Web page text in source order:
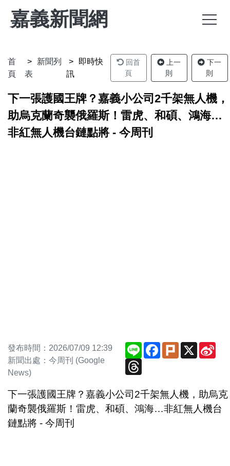
嘉義新聞網
首
頁
新聞列
表
即時快
訊
回首
頁
上一
則
下一
則
下一張護國王牌？嘉義小公司2千架無人機，
助烏克蘭奇襲俄羅斯！雷虎、和碩、鴻海…
非紅無人機台鏈點將 - 今周刊
發布時間：2026/07/09 12:39
新聞出處：今周刊 (Google
News)
Line Facebook
Plurk X
下一張護國王牌？嘉義小公司2千架無人機，助烏克
蘭奇襲俄羅斯！雷虎、和碩、鴻海…非紅無人機台
鏈點將 - 今周刊